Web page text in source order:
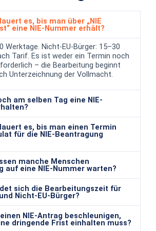
es, bis man über „NIE
eine NIE-Nummer erhält?
Werktage. Nicht-EU-Bürger: 15–30
Tarif. Es ist weder ein Termin noch
– die Bearbeitung beginnt
Unterzeichnung der Vollmacht.
am selben Tag eine NIE-
es, bis man einen Termin
für die NIE-Beantragung
manche Menschen
auf eine NIE-Nummer warten?
sich die Bearbeitungszeit für
Nicht-EU-Bürger?
NIE-Antrag beschleunigen,
dringende Frist einhalten muss?